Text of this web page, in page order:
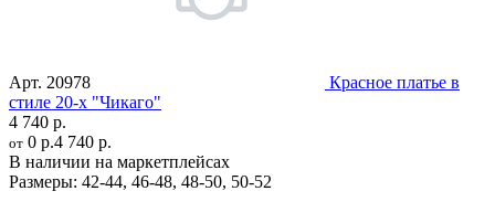
Арт. 20978
Красное платье в
стиле 20-х "Чикаго"
4 740 р.
от 0 р.4 740 р.
В наличии на маркетплейсах
Размеры: 42-44, 46-48, 48-50, 50-52